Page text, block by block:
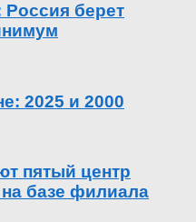
берет
2025 и 2000
пятый центр
базе филиала